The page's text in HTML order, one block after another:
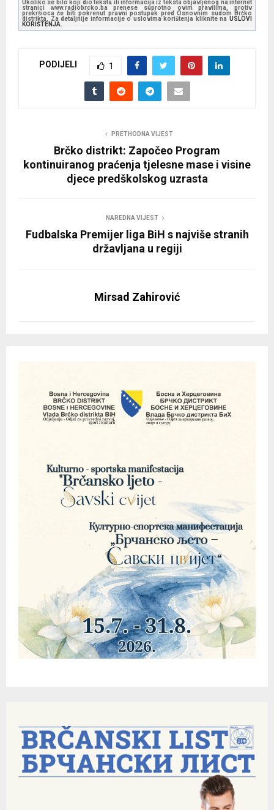
a
Ukoliko se bilo koji dio teksta ili informacija iz teksta objavljenog na internet
stranici www.radiobrcko.ba prenese suprotno ovim pravilima, protiv
prekršioca će biti pokrenut pravni postupak pred Osnovnim sudom Brčko
distrikta. Za detaljnije informacije o uslovima korištenja kliknite na USLOVI
KORIŠTENJA.
PODIJELI 1
PRETHODNA VIJEST
Brčko distrikt: Započeo Program
kontinuiranog praćenja tjelesne mase i visine
djece predškolskog uzrasta
NAREDNA VIJEST
Fudbalska Premijer liga BiH s najviše stranih
državljana u regiji
Mirsad Zahirović